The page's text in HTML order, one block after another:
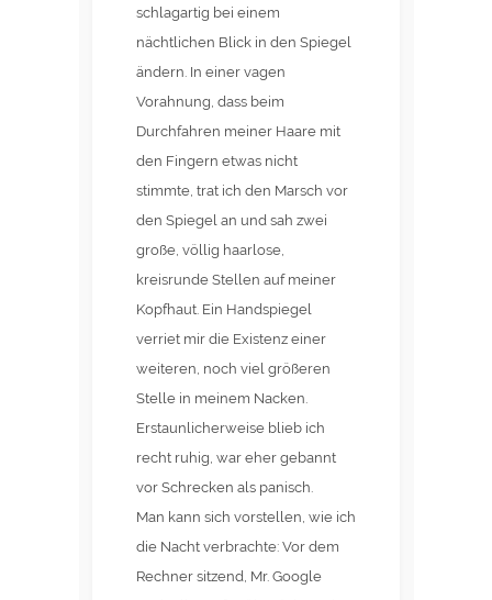
schlagartig bei einem
nächtlichen Blick in den Spiegel
ändern. In einer vagen
Vorahnung, dass beim
Durchfahren meiner Haare mit
den Fingern etwas nicht
stimmte, trat ich den Marsch vor
den Spiegel an und sah zwei
große, völlig haarlose,
kreisrunde Stellen auf meiner
Kopfhaut. Ein Handspiegel
verriet mir die Existenz einer
weiteren, noch viel größeren
Stelle in meinem Nacken.
Erstaunlicherweise blieb ich
recht ruhig, war eher gebannt
vor Schrecken als panisch.
Man kann sich vorstellen, wie ich
die Nacht verbrachte: Vor dem
Rechner sitzend, Mr. Google